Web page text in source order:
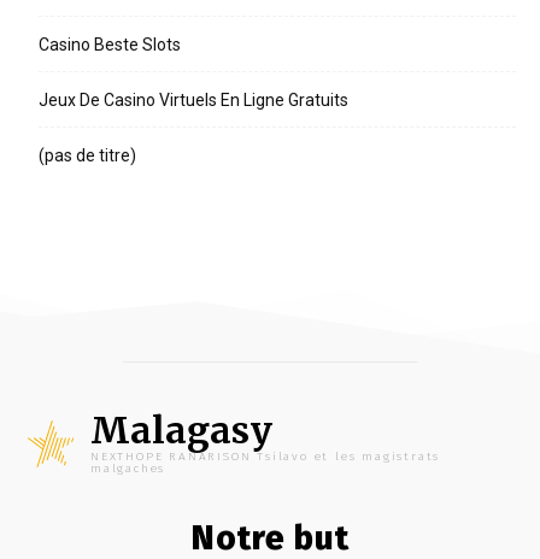
Casino Beste Slots
Jeux De Casino Virtuels En Ligne Gratuits
(pas de titre)
Malagasy
NEXTHOPE RANARISON Tsilavo et les magistrats
malgaches
Notre but